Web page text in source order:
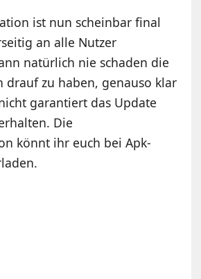
ist nun scheinbar final
an alle Nutzer
natürlich nie schaden die
drauf zu haben, genauso klar
garantiert das Update
Die
könnt ihr euch bei Apk-